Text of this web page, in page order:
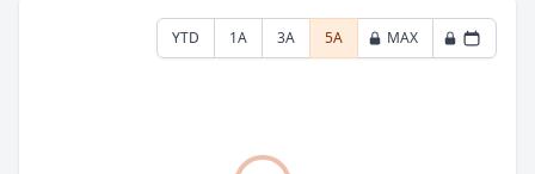
YTD 1A 3A 5A MAX